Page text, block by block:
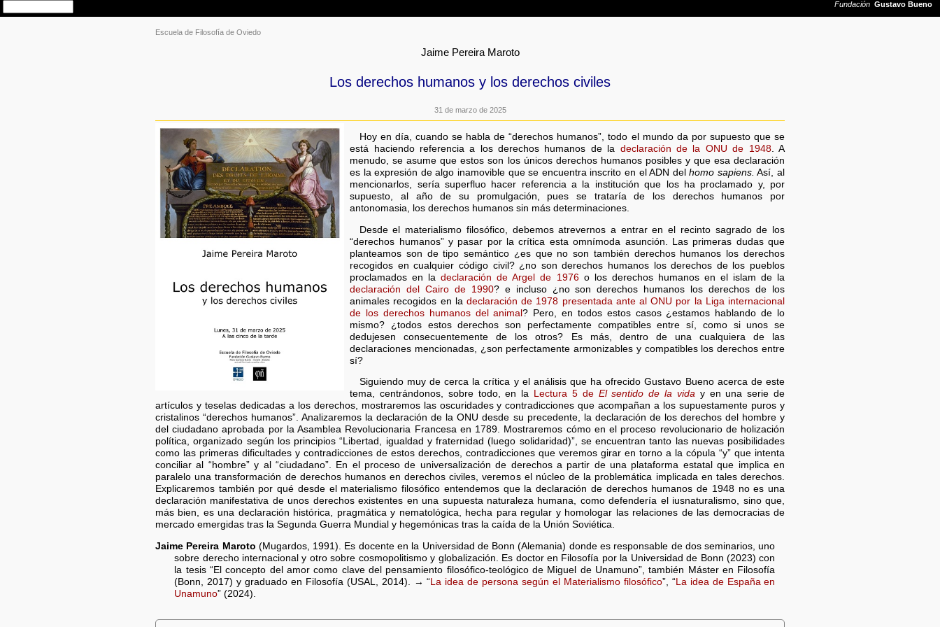
Escuela de Filosofía de Oviedo
Jaime Pereira Maroto
Los derechos humanos y los derechos civiles
31 de marzo de 2025
Hoy en día, cuando se habla de “derechos humanos”, todo el mundo da por supuesto que se
está haciendo referencia a los derechos humanos de la declaración de la ONU de 1948. A
menudo, se asume que estos son los únicos derechos humanos posibles y que esa declaración
es la expresión de algo inamovible que se encuentra inscrito en el ADN delhomo sapiens. Así, al
mencionarlos, sería superfluo hacer referencia a la institución que los ha proclamado y, por
supuesto, al año de su promulgación, pues se trataría de los derechos humanos por
antonomasia, los derechos humanos sin más determinaciones.
Desde el materialismo filosófico, debemos atrevernos a entrar en el recinto sagrado de los
“derechos humanos” y pasar por la crítica esta omnímoda asunción. Las primeras dudas que
planteamos son de tipo semántico ¿es que no son también derechos humanos los derechos
recogidos en cualquier código civil? ¿no son derechos humanos los derechos de los pueblos
proclamados en ladeclaración de Argel de 1976o los derechos humanos en el islam de la
declaración del Cairo de 1990? e incluso ¿no son derechos humanos los derechos de los
animales recogidos en la declaración de 1978 presentada ante al ONU por la Liga internacional
de los derechos humanos del animal? Pero, en todos estos casos ¿estamos hablando de lo
mismo? ¿todos estos derechos son perfectamente compatibles entre sí, como si unos se
dedujesen consecuentemente de los otros? Es más, dentro de una cualquiera de las
declaraciones mencionadas, ¿son perfectamente armonizables y compatibles los derechos entre
sí?
Siguiendo muy de cerca la crítica y el análisis que ha ofrecido Gustavo Bueno acerca de este
tema, centrándonos, sobre todo, en la Lectura 5 de El sentido de la viday en una serie de
artículos y teselas dedicadas a los derechos, mostraremos las oscuridades y contradicciones que acompañan a los supuestamente puros y
cristalinos “derechos humanos”. Analizaremos la declaración de la ONU desde su precedente, la declaración de los derechos del hombre y
del ciudadano aprobada por la Asamblea Revolucionaria Francesa en 1789. Mostraremos cómo en el proceso revolucionario de holización
política, organizado según los principios “Libertad, igualdad y fraternidad (luego solidaridad)”, se encuentran tanto las nuevas posibilidades
como las primeras dificultades y contradicciones de estos derechos, contradicciones que veremos girar en torno a la cópula “y” que intenta
conciliar al “hombre” y al “ciudadano”. En el proceso de universalización de derechos a partir de una plataforma estatal que implica en
paralelo una transformación de derechos humanos en derechos civiles, veremos el núcleo de la problemática implicada en tales derechos.
Explicaremos también por qué desde el materialismo filosófico entendemos que la declaración de derechos humanos de 1948 no es una
declaración manifestativa de unos derechos existentes en una supuesta naturaleza humana, como defendería el iusnaturalismo, sino que,
más bien, es una declaración histórica, pragmática y nematológica, hecha para regular y homologar las relaciones de las democracias de
mercado emergidas tras la Segunda Guerra Mundial y hegemónicas tras la caída de la Unión Soviética.
Jaime Pereira Maroto (Mugardos, 1991). Es docente en la Universidad de Bonn (Alemania) donde es responsable de dos seminarios, uno
sobre derecho internacional y otro sobre cosmopolitismo y globalización. Es doctor en Filosofía por la Universidad de Bonn (2023) con
la tesis “El concepto del amor como clave del pensamiento filosófico-teológico de Miguel de Unamuno”, también Máster en Filosofía
(Bonn, 2017) y graduado en Filosofía (USAL, 2014). → “La idea de persona según el Materialismo filosófico”, “La idea de España en
Unamuno” (2024).